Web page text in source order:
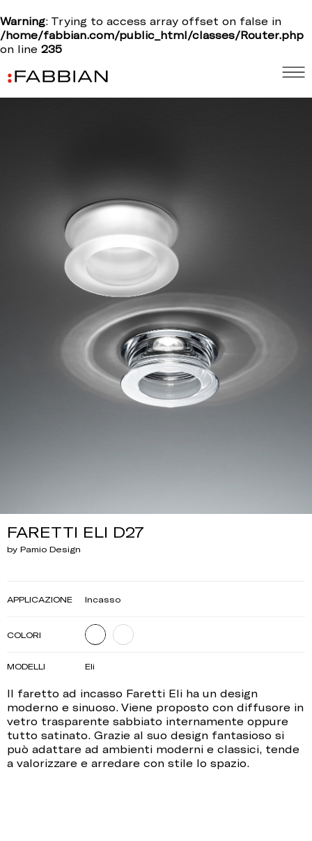
Warning: Trying to access array offset on false in
/home/fabbian.com/public_html/classes/Router.php
on line 235
FARETTI ELI D27
by Pamio Design
Il faretto ad incasso Faretti Eli ha un design
moderno e sinuoso. Viene proposto con diffusore in
vetro trasparente sabbiato internamente oppure
tutto satinato. Grazie al suo design fantasioso si
può adattare ad ambienti moderni e classici, tende
a valorizzare e arredare con stile lo spazio.
APPLICAZIONE Incasso
COLORI
MODELLI Eli